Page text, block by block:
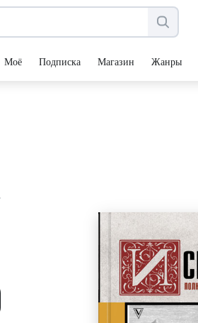
Моё Подписка Магазин Жанры